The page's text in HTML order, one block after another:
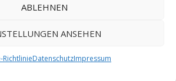
ABLEHNEN
ANSEHEN
RichtlinieDatenschutzImpressum
EINE ANTWORT